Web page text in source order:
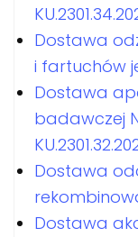
Dostawa
i fartuchów
Dostawa
badawczej
Dostawa
Dostawa